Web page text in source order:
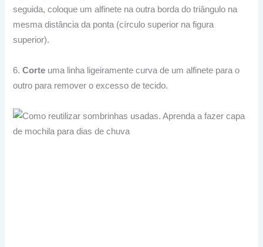
seguida, coloque um alfinete na outra borda do triângulo na
mesma distância da ponta (círculo superior na figura
superior).
6.Corte uma linha ligeiramente curva de um alfinete para o
outro para remover o excesso de tecido.